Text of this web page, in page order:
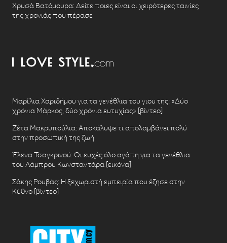
Χρυσά Βατόμουρα: Δείτε ποιες είναι οι χειρότερες ταινίες
της χρονιάς που πέρασε
Μαρίλια Χαριδήμου για τα γενέθλια του γιου της: «Δύο
χρόνια Μάρκος, δύο χρόνια ευτυχίας» [βίντεο]
Ζέτα Μακρυπούλια: Αποκάλυψε τι απολαμβάνει πολύ
στην προσωπική της ζωή
Έλενα Τσαγκρινού: Οι ευχές όλο αγάπη για τα γενέθλια
του Λάμπρου Κωνσταντάρα [εικόνα]
Σάκης Ρουβάς: Η ξεχωριστή εμπειρία που έζησε στην
Κύθνο [βίντεο]